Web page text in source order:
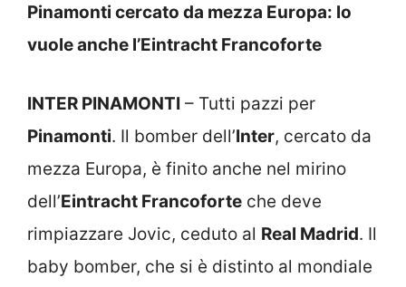
Pinamonti cercato da mezza Europa: lo
vuole anche l’Eintracht Francoforte
INTER PINAMONTI – Tutti pazzi per
Pinamonti. Il bomber dell’Inter, cercato da
mezza Europa, è finito anche nel mirino
dell’Eintracht Francoforte che deve
rimpiazzare Jovic, ceduto al Real Madrid. Il
baby bomber, che si è distinto al mondiale